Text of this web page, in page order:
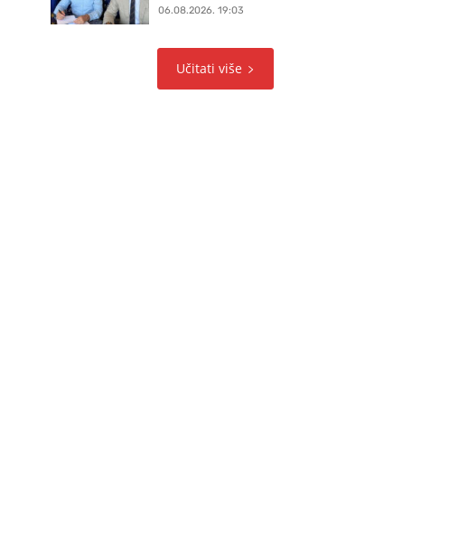
06.08.2026. 19:03
Učitati više